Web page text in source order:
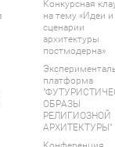
Конкурсная
на тему «Идеи и
сценарии
архитектуры
постмодерна»
платформа
ОБРАЗЫ
РЕЛИГИОЗНОЙ
АРХИТЕКТУРЫ"